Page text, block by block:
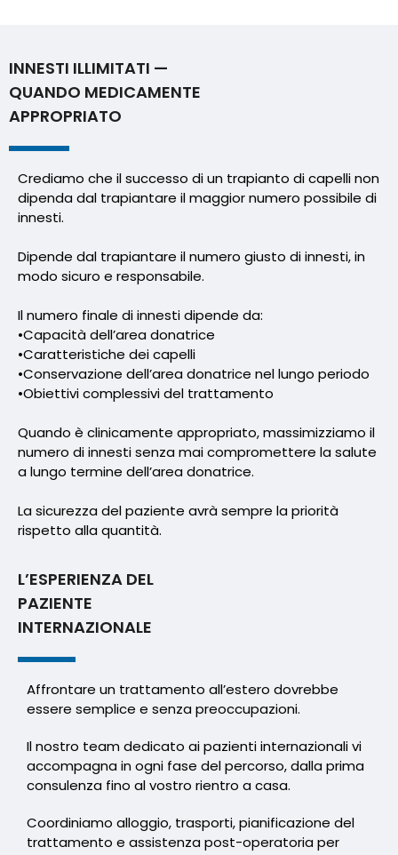
INNESTI ILLIMITATI —
QUANDO MEDICAMENTE
APPROPRIATO
Crediamo che il successo di un trapianto di capelli non
dipenda dal trapiantare il maggior numero possibile di
innesti.
Dipende dal trapiantare il numero giusto di innesti, in
modo sicuro e responsabile.
Il numero finale di innesti dipende da:
•Capacità dell’area donatrice
•Caratteristiche dei capelli
•Conservazione dell’area donatrice nel lungo periodo
•Obiettivi complessivi del trattamento
Quando è clinicamente appropriato, massimizziamo il
numero di innesti senza mai compromettere la salute
a lungo termine dell’area donatrice.
La sicurezza del paziente avrà sempre la priorità
rispetto alla quantità.
L’ESPERIENZA DEL
PAZIENTE
INTERNAZIONALE
Affrontare un trattamento all’estero dovrebbe
essere semplice e senza preoccupazioni.
Il nostro team dedicato ai pazienti internazionali vi
accompagna in ogni fase del percorso, dalla prima
consulenza fino al vostro rientro a casa.
Coordiniamo alloggio, trasporti, pianificazione del
trattamento e assistenza post-operatoria per